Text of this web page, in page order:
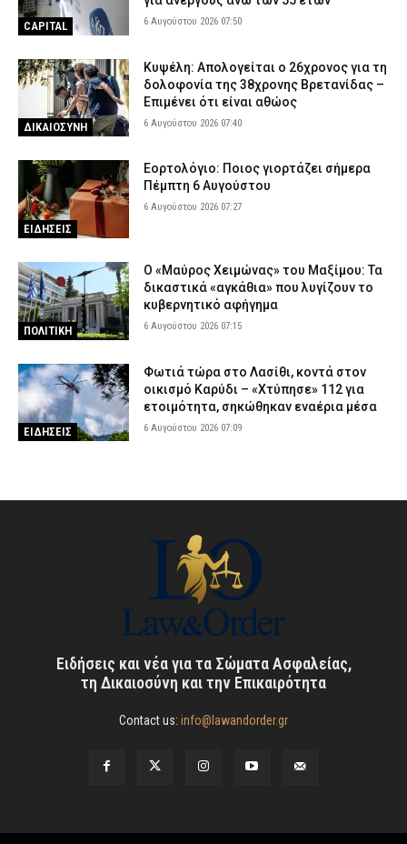
CAPITAL 6 Αυγούστου 2026 07:50
ΔΙΚΑΙΟΣΥΝΗ
Κυψέλη: Απολογείται ο 26χρονος για τη
δολοφονία της 38χρονης Βρετανίδας –
Επιμένει ότι είναι αθώος
6 Αυγούστου 2026 07:40
ΕΙΔΗΣΕΙΣ
Εορτολόγιο: Ποιος γιορτάζει σήμερα
Πέμπτη 6 Αυγούστου
6 Αυγούστου 2026 07:27
ΠΟΛΙΤΙΚΗ
Ο «Μαύρος Χειμώνας» του Μαξίμου: Τα
δικαστικά «αγκάθια» που λυγίζουν το
κυβερνητικό αφήγημα
6 Αυγούστου 2026 07:15
ΕΙΔΗΣΕΙΣ
Φωτιά τώρα στο Λασίθι, κοντά στον
οικισμό Καρύδι – «Χτύπησε» 112 για
ετοιμότητα, σηκώθηκαν εναέρια μέσα
6 Αυγούστου 2026 07:09
Ειδήσεις και νέα για τα Σώματα Ασφαλείας,
τη Δικαιοσύνη και την Επικαιρότητα
Contact us: info@lawandorder.gr